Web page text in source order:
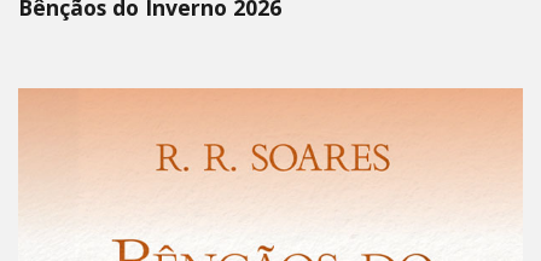
Bênçãos do Inverno 2026